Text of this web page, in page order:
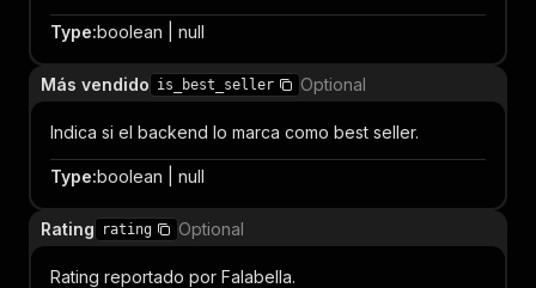
Type:boolean | null
Más vendido is_best_seller Optional
Indica si el backend lo marca como best seller.
Type:boolean | null
Rating rating Optional
Rating reportado por Falabella.